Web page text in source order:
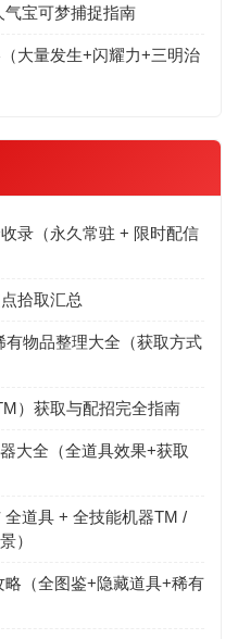
宝可梦捕捉指南
大量发生+闪耀力+三明治
录（永久常驻 + 限时配信
拾取汇总
物品整理大全（获取方式
）获取与配招完全指南
大全（全道具效果+获取
全道具 + 全技能机器TM /
）
（全图鉴+隐藏道具+稀有